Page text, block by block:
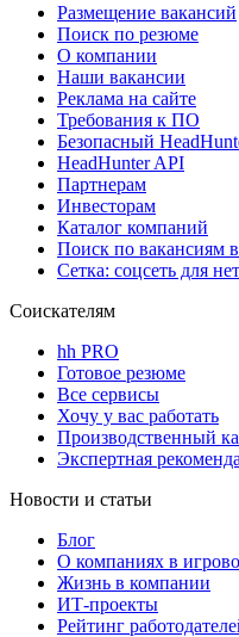
Размещение вакансий
Поиск по резюме
О компании
Наши вакансии
Реклама на сайте
Требования к ПО
Безопасный
HeadHunter API
Партнерам
Инвесторам
Каталог компаний
Поиск по вакансиям
Сетка: соцсеть для
Соискателям
hh PRO
Готовое резюме
Все сервисы
Хочу у вас работать
Производственный
Экспертная
Новости и статьи
Блог
О компаниях в
Жизнь в компании
ИТ-проекты
Рейтинг